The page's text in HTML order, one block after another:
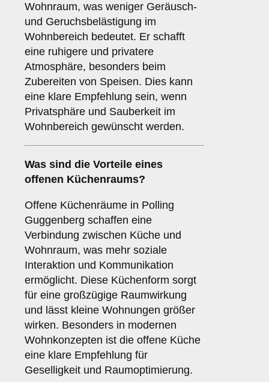
Wohnraum, was weniger Geräusch-
und Geruchsbelästigung im
Wohnbereich bedeutet. Er schafft
eine ruhigere und privatere
Atmosphäre, besonders beim
Zubereiten von Speisen. Dies kann
eine klare Empfehlung sein, wenn
Privatsphäre und Sauberkeit im
Wohnbereich gewünscht werden.
Was sind die Vorteile eines
offenen Küchenraums?
Offene Küchenräume in Polling
Guggenberg schaffen eine
Verbindung zwischen Küche und
Wohnraum, was mehr soziale
Interaktion und Kommunikation
ermöglicht. Diese Küchenform sorgt
für eine großzügige Raumwirkung
und lässt kleine Wohnungen größer
wirken. Besonders in modernen
Wohnkonzepten ist die offene Küche
eine klare Empfehlung für
Geselligkeit und Raumoptimierung.